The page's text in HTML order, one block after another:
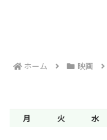
ホーム 映画
月 火 水